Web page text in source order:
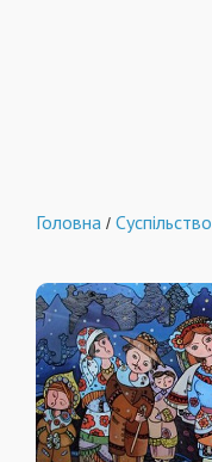
Головна / Суспільство